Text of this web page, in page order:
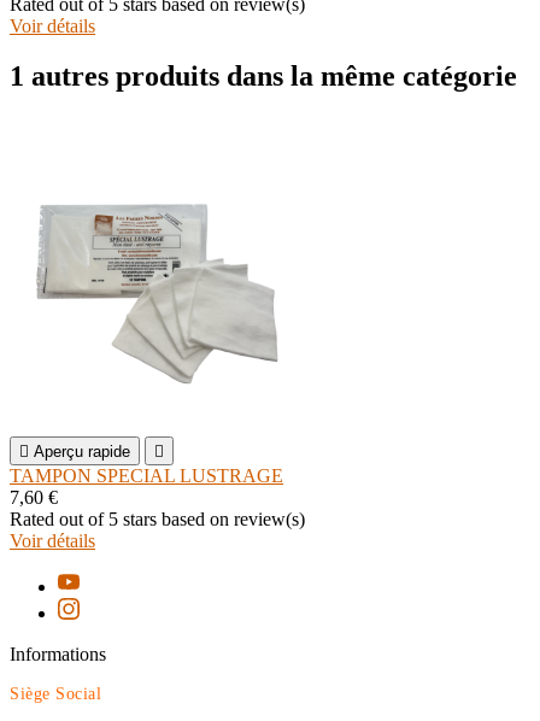
Voir détails
1 autres produits dans la même catégorie
 Aperçu rapide 
TAMPON SPECIAL LUSTRAGE
7,60 €
Rated out of 5 stars based on review(s)
Voir détails
Informations
Siège Social